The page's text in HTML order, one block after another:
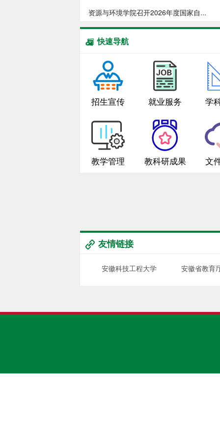
资源与环境学院召开2026年度国家自...
快速导航
招生宣传 就业服务 学
教学管理 教科研成果 文
友情链接
安徽科技工程大学 安徽省教育